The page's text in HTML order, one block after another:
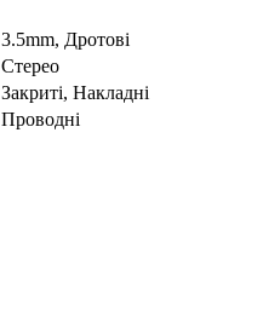
3.5mm, Дротові
Стерео
Закриті, Накладні
Проводні